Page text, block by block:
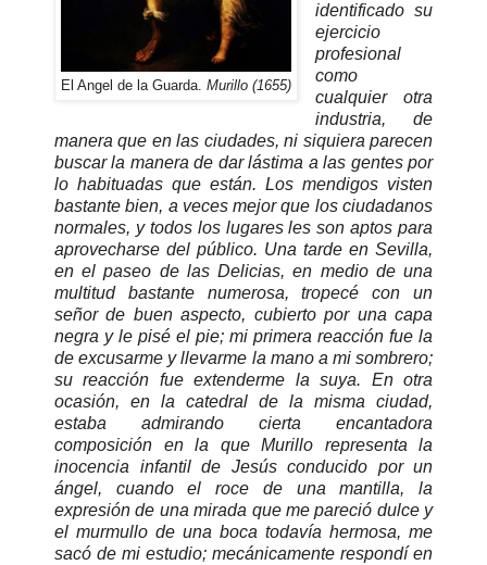
El Angel de la Guarda. Murillo (1655)
identificado su
ejercicio
profesional
como
cualquier otra
industria, de
manera que en las ciudades, ni siquiera parecen
buscar la manera de dar lástima a las gentes por
lo habituadas que están. Los mendigos visten
bastante bien, a veces mejor que los ciudadanos
normales, y todos los lugares les son aptos para
aprovecharse del público. Una tarde en Sevilla,
en el paseo de las Delicias, en medio de una
multitud bastante numerosa, tropecé con un
señor de buen aspecto, cubierto por una capa
negra y le pisé el pie; mi primera reacción fue la
de excusarme y llevarme la mano a mi sombrero;
su reacción fue extenderme la suya. En otra
ocasión, en la catedral de la misma ciudad,
estaba admirando cierta encantadora
composición en la que Murillo representa la
inocencia infantil de Jesús conducido por un
ángel, cuando el roce de una mantilla, la
expresión de una mirada que me pareció dulce y
el murmullo de una boca todavía hermosa, me
sacó de mi estudio; mecánicamente respondí en